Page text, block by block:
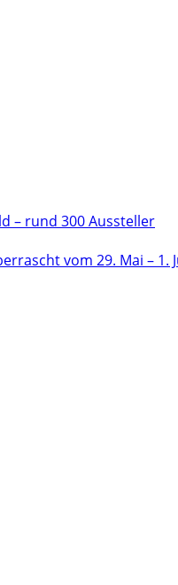
– rund 300 Aussteller
vom 29. Mai –